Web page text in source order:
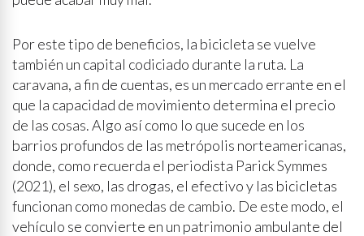
Por este tipo de beneficios, la bicicleta se vuelve
también un capital codiciado durante la ruta. La
caravana, a fin de cuentas, es un mercado errante en el
que la capacidad de movimiento determina el precio
de las cosas. Algo así como lo que sucede en los
barrios profundos de las metrópolis norteamericanas,
donde, como recuerda el periodista Parick Symmes
(2021), el sexo, las drogas, el efectivo y las bicicletas
funcionan como monedas de cambio. De este modo, el
vehículo se convierte en un patrimonio ambulante del